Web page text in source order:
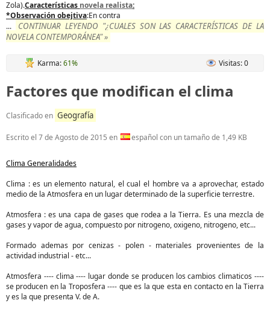
Zola).Características novela realista:
*Observación obejtiva:En contra
...
CONTINUAR LEYENDO "¿CUALES SON LAS CARACTERÍSTICAS DE LA
NOVELA CONTEMPORÁNEA" »
Karma:61% Visitas: 0
Factores que modifican el clima
Clasificado en Geografía
Escrito el 7 de Agosto de 2015 en español con un tamaño de 1,49 KB
Clima Generalidades
Clima : es un elemento natural, el cual el hombre va a aprovechar, estado
medio de la Atmosfera en un lugar determinado de la superficie terrestre.
Atmosfera : es una capa de gases que rodea a la Tierra. Es una mezcla de
gases y vapor de agua, compuesto por nitrogeno, oxigeno, nitrogeno, etc...
Formado ademas por cenizas - polen - materiales provenientes de la
actividad industrial - etc...
Atmosfera ---- clima ---- lugar donde se producen los cambios climaticos ----
se producen en la Troposfera ---- que es la que esta en contacto en la Tierra
y es la que presenta V. de A.